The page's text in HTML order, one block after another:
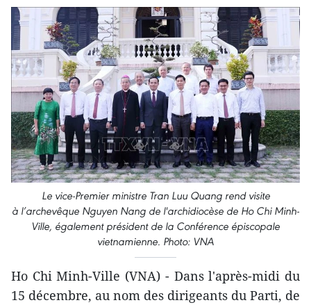
Le vice-Premier ministre Tran Luu Quang rend visite
à l’archevêque Nguyen Nang de l'archidiocèse de Ho Chi Minh-
Ville, également président de la Conférence épiscopale
vietnamienne. Photo: VNA
Ho Chi Minh-Ville (VNA) - Dans l'après-midi du
15 décembre, au nom des dirigeants du Parti, de